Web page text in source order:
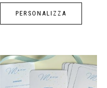
PERSONALIZZA